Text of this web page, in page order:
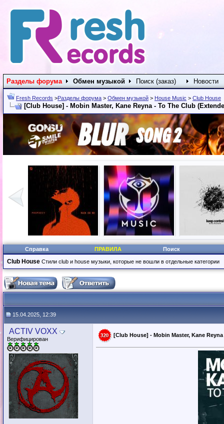
Разделы форума Обмен музыкой Поиск (заказ) Новости
Fresh Records >Разделы форума > Обмен музыкой > House Music > Club House
[Club House] - Mobin Master, Kane Reyna - To The Club
Справка ПРАВИЛА Поиск
Club House Стили club и house музыки, которые не вошли в отдельные категории
15.04.2025, 12:39
ACTIV VOXX
Верифицирован
[Club House] - Mobin Master, Kane